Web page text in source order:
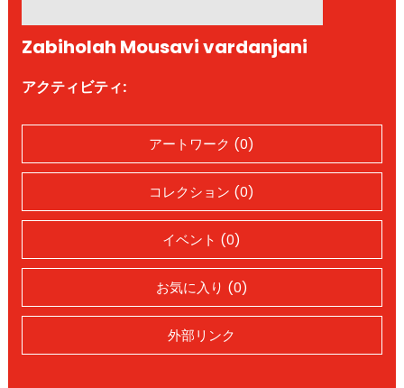
Zabiholah Mousavi vardanjani
アクティビティ:
アートワーク (0)
コレクション (0)
イベント (0)
お気に入り (0)
外部リンク